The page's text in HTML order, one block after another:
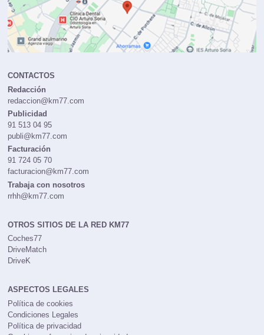
CONTACTOS
Redacción
redaccion@km77.com
Publicidad
91 513 04 95
publi@km77.com
Facturación
91 724 05 70
facturacion@km77.com
Trabaja con nosotros
rrhh@km77.com
OTROS SITIOS DE LA RED KM77
Coches77
DriveMatch
DriveK
ASPECTOS LEGALES
Política de cookies
Condiciones Legales
Política de privacidad